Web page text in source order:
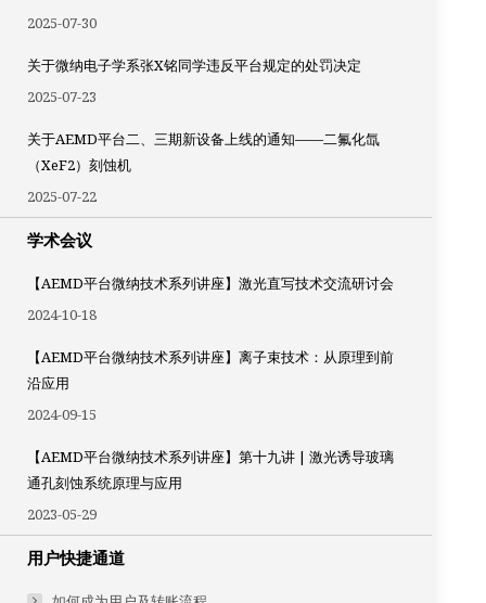
2025-07-30
关于微纳电子学系张X铭同学违反平台规定的处罚决定
2025-07-23
关于AEMD平台二、三期新设备上线的通知——二氟化氙
（XeF2）刻蚀机
2025-07-22
学术会议
【AEMD平台微纳技术系列讲座】激光直写技术交流研讨会
2024-10-18
【AEMD平台微纳技术系列讲座】离子束技术：从原理到前
沿应用
2024-09-15
【AEMD平台微纳技术系列讲座】第十九讲 | 激光诱导玻璃
通孔刻蚀系统原理与应用
2023-05-29
用户快捷通道